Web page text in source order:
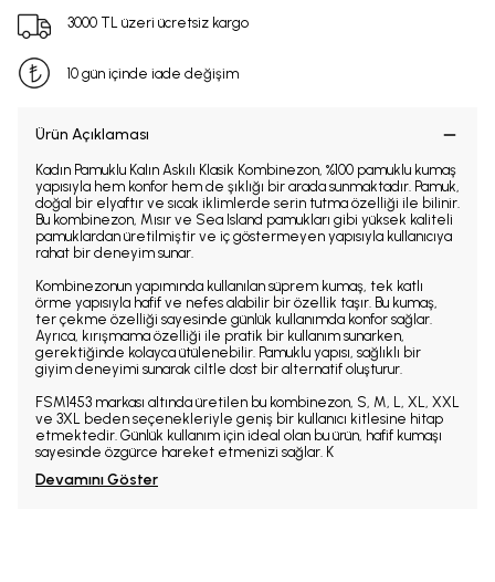
3000 TL üzeri ücretsiz kargo
10 gün içinde iade değişim
Ürün Açıklaması
Kadın Pamuklu Kalın Askılı Klasik Kombinezon, %100 pamuklu kumaş
yapısıyla hem konfor hem de şıklığı bir arada sunmaktadır. Pamuk,
doğal bir elyaftır ve sıcak iklimlerde serin tutma özelliği ile bilinir.
Bu kombinezon, Mısır ve Sea Island pamukları gibi yüksek kaliteli
pamuklardan üretilmiştir ve iç göstermeyen yapısıyla kullanıcıya
rahat bir deneyim sunar.
Kombinezonun yapımında kullanılan süprem kumaş, tek katlı
örme yapısıyla hafif ve nefes alabilir bir özellik taşır. Bu kumaş,
ter çekme özelliği sayesinde günlük kullanımda konfor sağlar.
Ayrıca, kırışmama özelliği ile pratik bir kullanım sunarken,
gerektiğinde kolayca ütülenebilir. Pamuklu yapısı, sağlıklı bir
giyim deneyimi sunarak ciltle dost bir alternatif oluşturur.
FSM1453 markası altında üretilen bu kombinezon, S, M, L, XL, XXL
ve 3XL beden seçenekleriyle geniş bir kullanıcı kitlesine hitap
etmektedir. Günlük kullanım için ideal olan bu ürün, hafif kumaşı
sayesinde özgürce hareket etmenizi sağlar. K
Devamını Göster